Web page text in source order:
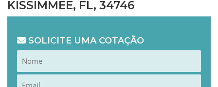
KISSIMMEE, FL, 34746
SOLICITE UMA COTAÇÃO